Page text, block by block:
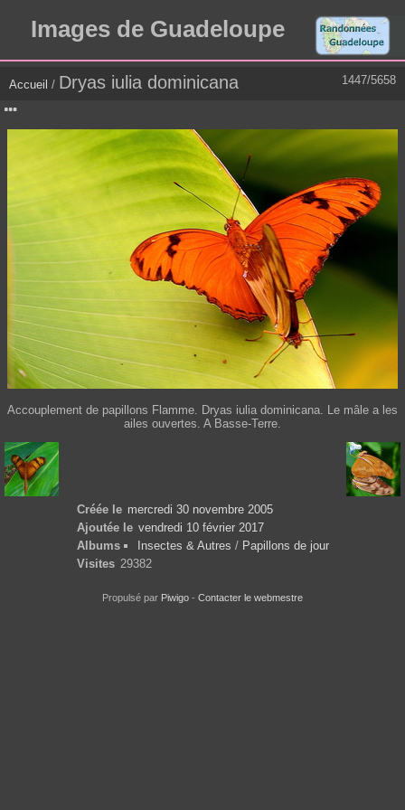
Images de Guadeloupe
1447/5658
Accueil / Dryas iulia dominicana
Accouplement de papillons Flamme. Dryas iulia dominicana. Le mâle a les
ailes ouvertes. A Basse-Terre.
Créée le mercredi 30 novembre 2005
Ajoutée le vendredi 10 février 2017
Albums
Insectes & Autres / Papillons de jour
Visites 29382
Propulsé par Piwigo - Contacter le webmestre